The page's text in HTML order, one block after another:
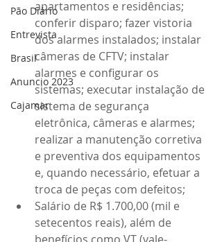
Pão Diário
Entrevista
Brasil
Anuncio 2023
Cajamar
apartamentos e residências;
conferir disparo; fazer vistoria
dos alarmes instalados; instalar
câmeras de CFTV; instalar
alarmes e configurar os
sistemas; executar instalação de
sistema de segurança
eletrônica, câmeras e alarmes;
realizar a manutenção corretiva
e preventiva dos equipamentos
e, quando necessário, efetuar a
troca de peças com defeitos;
Salário de R$ 1.700,00 (mil e
setecentos reais), além de